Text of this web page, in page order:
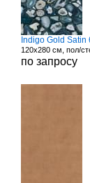
Indigo Gold Satin
120x280 см, пол/
по запросу